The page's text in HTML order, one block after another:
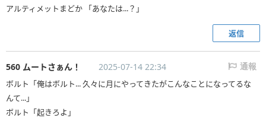
アルティメットまどか 「あなたは...？」
返信
560 ムートさぁん！ 2025-07-14 22:34 通報
ボルト「俺はボルト... 久々に月にやってきたがこんなことになってるな
んて...」
ボルト「起きろよ」